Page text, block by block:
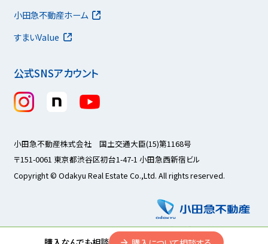
公式SNSアカウント
小田急不動産ホーム
すまいValue
小田急不動産株式会社 国土交通大臣(15)第1168号
〒151-0061 東京都渋谷区初台1-47-1 小田急西新宿ビル
Copyright © Odakyu Real Estate Co.,Ltd. All rights reserved.